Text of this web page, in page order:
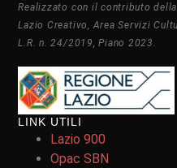
Realizzato con il contributo
Lazio Creativo, Area Servizi
L.R. n. 24/2019, Piano 2023.
LINK UTILI
Lazio 900
Opac SBN